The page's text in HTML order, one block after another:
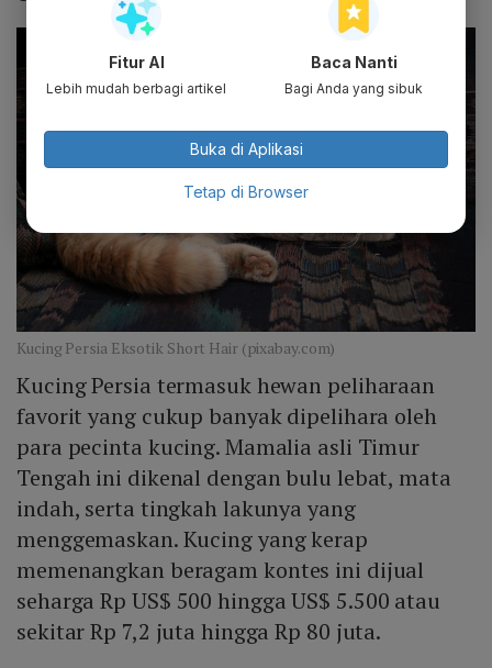
Kucing Persia Eksotik Short Hair (pixabay.com)
Kucing Persia termasuk hewan peliharaan
favorit yang cukup banyak dipelihara oleh
para pecinta kucing. Mamalia asli Timur
Tengah ini dikenal dengan bulu lebat, mata
indah, serta tingkah lakunya yang
menggemaskan. Kucing yang kerap
memenangkan beragam kontes ini dijual
seharga Rp US$ 500 hingga US$ 5.500 atau
sekitar Rp 7,2 juta hingga Rp 80 juta.
Fitur AI
Lebih mudah berbagi artikel
Baca Nanti
Bagi Anda yang sibuk
Buka di Aplikasi
Tetap di Browser